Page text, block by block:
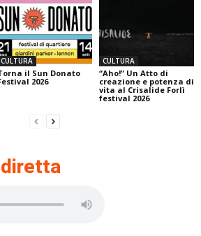
CULTURA
il Sun Donato
2026
CULTURA
“Aho!” Un Atto di
creazione e potenza di
vita al Crisalide Forlì
festival 2026